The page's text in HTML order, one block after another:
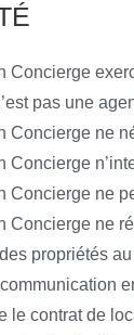
Concierge
pas une
Concierge ne
Concierge
Concierge ne
Concierge ne
propriétés
le contrat de